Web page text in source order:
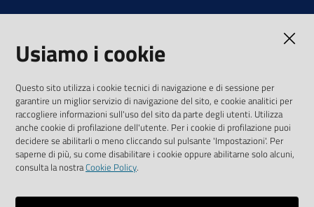
Note legali
Media Policy
SEGUICI SU
YoutubeTwitterLinkedinFacebookInstagram
Usiamo i cookie
Questo sito utilizza i cookie tecnici di navigazione e di sessione per
garantire un miglior servizio di navigazione del sito, e cookie analitici per
raccogliere informazioni sull'uso del sito da parte degli utenti. Utilizza
anche cookie di profilazione dell'utente. Per i cookie di profilazione puoi
decidere se abilitarli o meno cliccando sul pulsante 'Impostazioni'. Per
saperne di più, su come disabilitare i cookie oppure abilitarne solo alcuni,
consulta la nostraCookie Policy.